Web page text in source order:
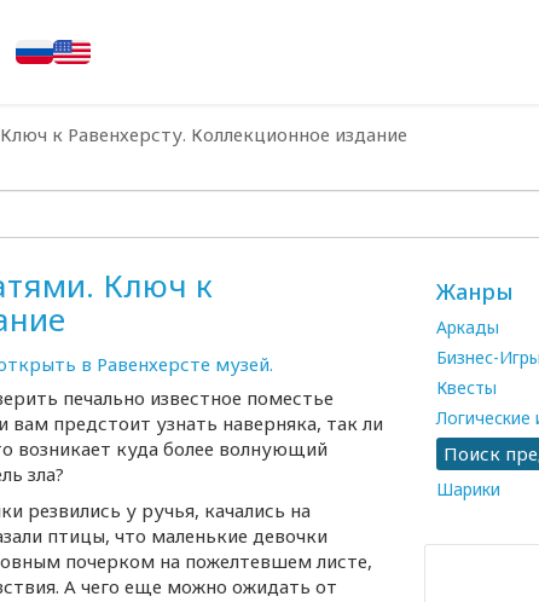
к Равенхерсту. Коллекционное издание
Ключ к
в Равенхерсте музей.
печально известное поместье
вам предстоит узнать наверняка, так ли
возникает куда более волнующий
зла?
резвились у ручья, качались на
птицы, что маленькие девочки
почерком на пожелтевшем листе,
А чего еще можно ожидать от
Жанры
Аркады
Бизнес-Игры
Квесты
Логические
Поиск
Шарики